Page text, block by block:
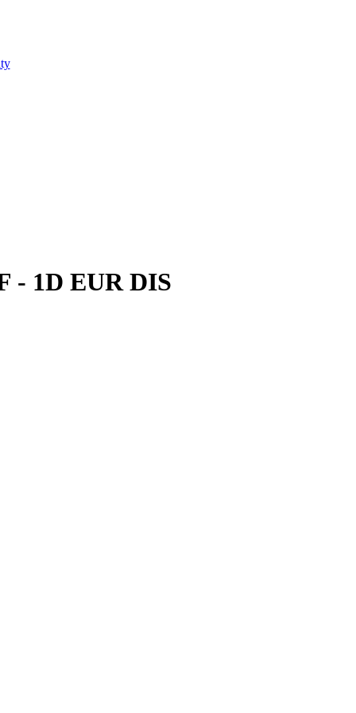
- 1D EUR DIS